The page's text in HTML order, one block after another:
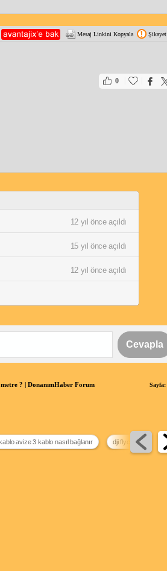
Mesaj Linkini Kopyala Şikayet
0
12 yıl önce açıldı
15 yıl önce açıldı
12 yıl önce açıldı
Cevapla
Sayfa:
? | DonanımHaber Forum
avize 3 kablo nasıl bağlanır dji flycart 100